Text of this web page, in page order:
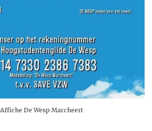
Affiche De Wesp Marcheert